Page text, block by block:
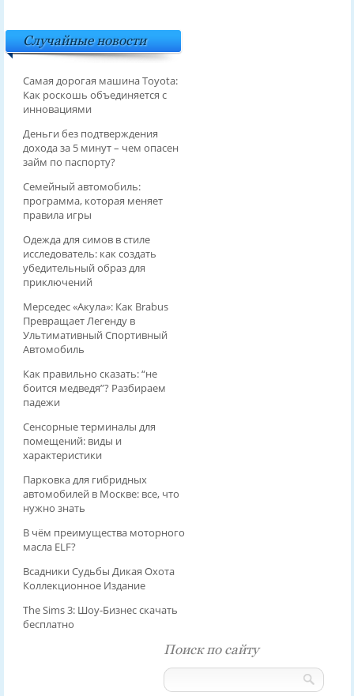
Случайные новости
Самая дорогая машина Toyota:
Как роскошь объединяется с
инновациями
Деньги без подтверждения
дохода за 5 минут – чем опасен
займ по паспорту?
Семейный автомобиль:
программа, которая меняет
правила игры
Одежда для симов в стиле
исследователь: как создать
убедительный образ для
приключений
Мерседес «Акула»: Как Brabus
Превращает Легенду в
Ультимативный Спортивный
Автомобиль
Как правильно сказать: “не
боится медведя”? Разбираем
падежи
Сенсорные терминалы для
помещений: виды и
характеристики
Парковка для гибридных
автомобилей в Москве: все, что
нужно знать
В чём преимущества моторного
масла ELF?
Всадники Судьбы Дикая Охота
Коллекционное Издание
The Sims 3: Шоу-Бизнес скачать
бесплатно
Поиск по сайту